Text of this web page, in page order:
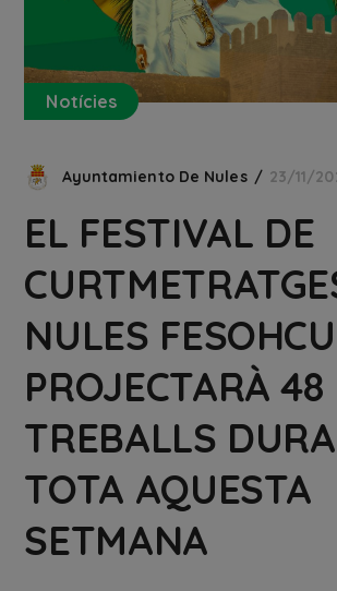
Notícies
Ayuntamiento De Nules 23/11/
EL FESTIVAL DE
NULES
PROJECTARÀ 48
TREBALLS
TOTA AQUESTA
SETMANA